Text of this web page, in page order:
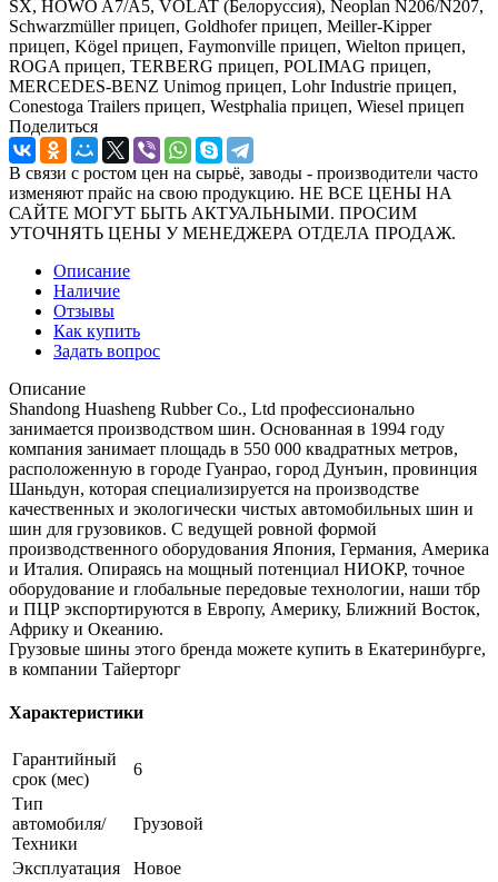
SX, HOWO A7/A5, VOLAT (Белоруссия), Neoplan N206/N207,
Schwarzmüller прицеп, Goldhofer прицеп, Meiller-Kipper
прицеп, Kögel прицеп, Faymonville прицеп, Wielton прицеп,
ROGA прицеп, TERBERG прицеп, POLIMAG прицеп,
MERCEDES-BENZ Unimog прицеп, Lohr Industrie прицеп,
Conestoga Trailers прицеп, Westphalia прицеп, Wiesel прицеп
Поделиться
В связи с ростом цен на сырьё, заводы - производители часто
изменяют прайс на свою продукцию. НЕ ВСЕ ЦЕНЫ НА
САЙТЕ МОГУТ БЫТЬ АКТУАЛЬНЫМИ. ПРОСИМ
УТОЧНЯТЬ ЦЕНЫ У МЕНЕДЖЕРА ОТДЕЛА ПРОДАЖ.
Описание
Наличие
Отзывы
Как купить
Задать вопрос
Описание
Shandong Huasheng Rubber Co., Ltd профессионально
занимается производством шин. Основанная в 1994 году
компания занимает площадь в 550 000 квадратных метров,
расположенную в городе Гуанрао, город Дунъин, провинция
Шаньдун, которая специализируется на производстве
качественных и экологически чистых автомобильных шин и
шин для грузовиков. С ведущей ровной формой
производственного оборудования Япония, Германия, Америка
и Италия. Опираясь на мощный потенциал НИОКР, точное
оборудование и глобальные передовые технологии, наши тбр
и ПЦР экспортируются в Европу, Америку, Ближний Восток,
Африку и Океанию.
Грузовые шины этого бренда можете купить в Екатеринбурге,
в компании Тайерторг
Характеристики
Гарантийный
срок (мес)
6
Тип
автомобиля/
Техники
Грузовой
Эксплуатация
Новое